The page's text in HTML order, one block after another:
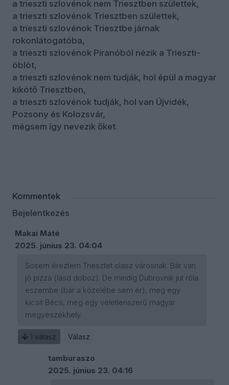
a trieszti szlovénok nem Triesztben születtek,
a trieszti szlovénok Triesztben születtek,
a trieszti szlovénok Triesztbe járnak
rokonlátogatóba,
a trieszti szlovénok Piranóból nézik a Trieszti-
öblöt,
a trieszti szlovénok nem tudják, hol épül a magyar
kikötő Triesztben,
a trieszti szlovénok tudják, hol van Újvidék,
Pozsony és Kolozsvár,
mégsem így nevezik őket.
Kommentek
Bejelentkezés
Makai Máté
2025. június 23. 04:04
Sosem éreztem Triesztet olasz városnak. Bár van
jó pizza (lásd doboz). De mindig Dubrovnik jut róla
eszembe (bár a közelébe sem ér), meg egy
kicsit Bécs, meg egy véletlenszerű magyar
megyeszékhely.
1 válasz Válasz
tamburaszo
2025. június 23. 04:16